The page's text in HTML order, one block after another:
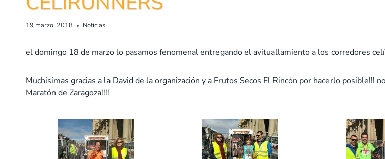
19 marzo, 2018 Noticias
el domingo 18 de marzo lo pasamos fenomenal entregando el avituallamiento a los corredores
Muchísimas gracias a la David de la organización y a Frutos Secos El Rincón por hacerlo posible!!!
Maratón de Zaragoza!!!!